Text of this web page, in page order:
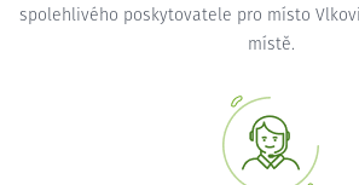
spolehlivého poskytovatele pro místo
místě.